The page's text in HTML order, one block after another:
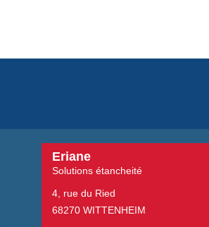
Eriane
Solutions étancheité
4, rue du Ried
68270 WITTENHEIM